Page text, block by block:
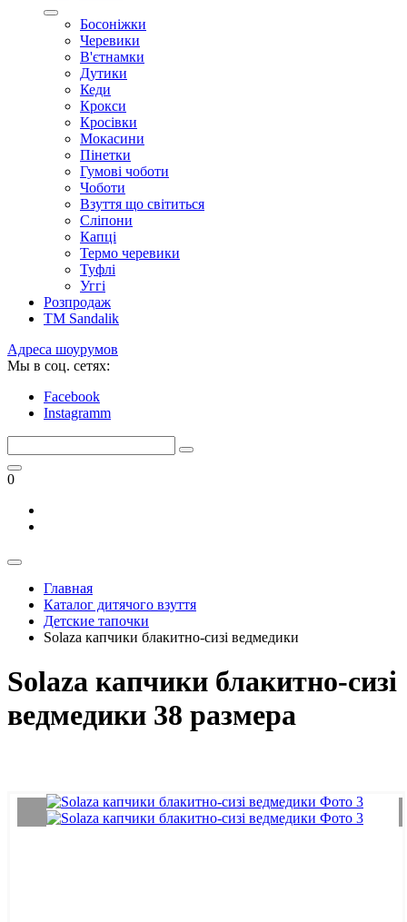
Босоніжки
Черевики
В'єтнамки
Дутики
Кеди
Крокси
Кросівки
Мокасини
Пінетки
Гумові чоботи
Чоботи
Взуття що світиться
Сліпони
Капці
Термо черевики
Туфлі
Уггі
Розпродаж
TM Sandalik
Адреса шоурумов
Мы в соц. сетях:
Facebook
Instagramm
0
Главная
Каталог дитячого взуття
Детские тапочки
Solaza капчики блакитно-сизі ведмедики
Solaza капчики блакитно-сизі
ведмедики 38 размера